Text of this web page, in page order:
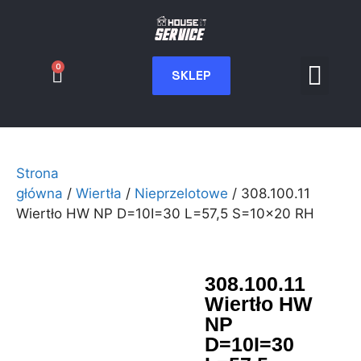
SKLEP
0
Strona
główna / Wiertła / Nieprzelotowe / 308.100.11
Wiertło HW NP D=10I=30 L=57,5 S=10×20 RH
308.100.11
Wiertło HW
NP
D=10I=30